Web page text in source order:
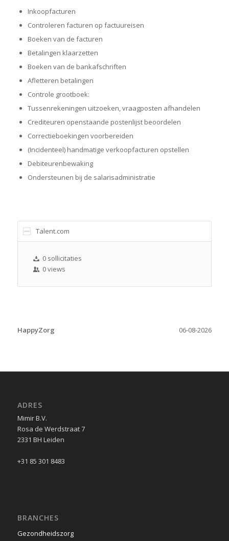
Inkoopfacturen
Controleren facturen op factuureisen
Boeken van de facturen
Betalingen klaarzetten
Boeken van de bankafschriften
Afletteren betalingen
Controle grootboek:
Tussenrekeningen uitzoeken, vraagposten afhandelen
Crediteuren openstaande postenlijst beoordelen
Correctieboekingen voorbereiden
(Incidenteel) handmatige verkoopfacturen opstellen
Debiteurenbewaking
Ondersteunen bij de salarisadministratie
Talent.com
0 sollicitaties
0 views
06-08-2026
HappyZorg
ADRES
Mimir B.V.
Rosa de Werdstraat 7
2331 BH Leiden
+31 85 301 8483
BRANCHES
Gezondheidszorg